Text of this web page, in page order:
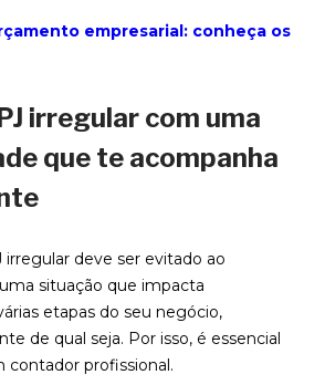
empresarial: conheça os
irregular com uma
que te acompanha
irregular deve ser evitado ao
situação que impacta
etapas do seu negócio,
de qual seja. Por isso, é essencial
contador profissional.